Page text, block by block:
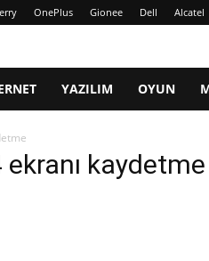
OnePlus Gionee Dell Alcatel
YAZILIM OYUN
kaydetme